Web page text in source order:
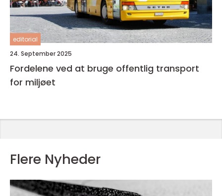
editorial
24. September 2025
Fordelene ved at bruge offentlig transport
for miljøet
Flere Nyheder